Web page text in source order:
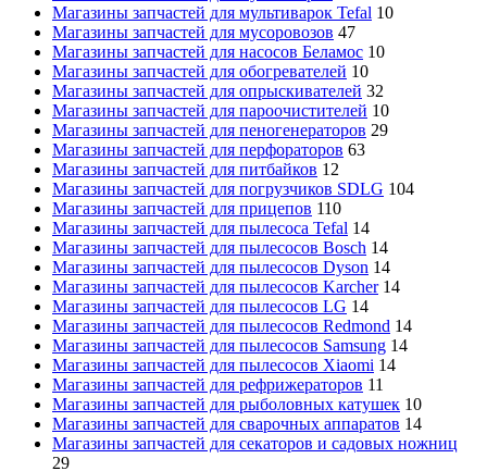
Магазины запчастей для мультиварок Tefal 10
Магазины запчастей для мусоровозов 47
Магазины запчастей для насосов Беламос 10
Магазины запчастей для обогревателей 10
Магазины запчастей для опрыскивателей 32
Магазины запчастей для пароочистителей 10
Магазины запчастей для пеногенераторов 29
Магазины запчастей для перфораторов 63
Магазины запчастей для питбайков 12
Магазины запчастей для погрузчиков SDLG 104
Магазины запчастей для прицепов 110
Магазины запчастей для пылесоса Tefal 14
Магазины запчастей для пылесосов Bosch 14
Магазины запчастей для пылесосов Dyson 14
Магазины запчастей для пылесосов Karcher 14
Магазины запчастей для пылесосов LG 14
Магазины запчастей для пылесосов Redmond 14
Магазины запчастей для пылесосов Samsung 14
Магазины запчастей для пылесосов Xiaomi 14
Магазины запчастей для рефрижераторов 11
Магазины запчастей для рыболовных катушек 10
Магазины запчастей для сварочных аппаратов 14
Магазины запчастей для секаторов и садовых ножниц
29